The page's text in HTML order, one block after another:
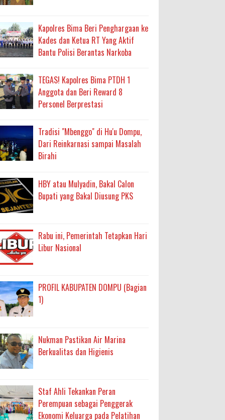
Bantuan BSPS
2027 ke BPJN NTB
Pelaksanaan APBD Kota Bima
Kepercayaan Rakyat Landasan Utama
Air Bersih
Siap Edar
Kapolres Bima Beri Penghargaan ke
Kades dan Ketua RT Yang Aktif
Bantu Polisi Berantas Narkoba
TEGAS! Kapolres Bima PTDH 1
Anggota dan Beri Reward 8
Personel Berprestasi
Tradisi "Mbenggo" di Hu'u Dompu,
Dari Reinkarnasi sampai Masalah
Birahi
HBY atau Mulyadin, Bakal Calon
Bupati yang Bakal Diusung PKS
Rabu ini, Pemerintah Tetapkan Hari
Libur Nasional
PROFIL KABUPATEN DOMPU (Bagian
1)
Nukman Pastikan Air Marina
Berkualitas dan Higienis
Staf Ahli Tekankan Peran
Perempuan sebagai Penggerak
Ekonomi Keluarga pada Pelatihan